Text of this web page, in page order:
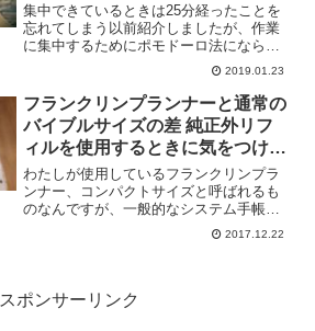
集中できているときは25分経ったことを
忘れてしまう以前紹介しましたが、作業
に集中するためにポモドーロ法にならっ
て25分の作業に5分の休憩を入れるように
しております。ただ、以前からわたし自
身の課題としてあるのが、集中しすぎて
いるとこの25分を...
2019.01.23
フランクリンプランナーと通常の
バイブルサイズの差 純正外リフ
ィルを使用するときに気をつける
こと
わたしが使用しているフランクリンプラ
ンナー、コンパクトサイズと呼ばれるも
のなんですが、一般的なシステム手帳の
バイブルサイズより少し大きいです。6つ
の穴はバイブルサイズと互換があり、リ
2017.12.22
スポンサーリンク